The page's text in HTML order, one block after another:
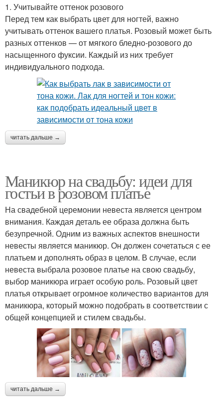
1. Учитывайте оттенок розового
Перед тем как выбрать цвет для ногтей, важно
учитывать оттенок вашего платья. Розовый может быть
разных оттенков — от мягкого бледно-розового до
насыщенного фуксии. Каждый из них требует
индивидуального подхода.
читать дальше →
Маникюр на свадьбу: идеи для
гостьи в розовом платье
На свадебной церемонии невеста является центром
внимания. Каждая деталь ее образа должна быть
безупречной. Одним из важных аспектов внешности
невесты является маникюр. Он должен сочетаться с ее
платьем и дополнять образ в целом. В случае, если
невеста выбрала розовое платье на свою свадьбу,
выбор маникюра играет особую роль. Розовый цвет
платья открывает огромное количество вариантов для
маникюра, который можно подобрать в соответствии с
общей концепцией и стилем свадьбы.
читать дальше →